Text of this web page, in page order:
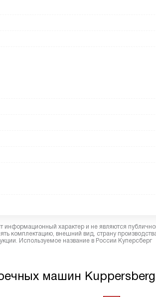
информационный характер и не являются
комплектацию, внешний вид, страну
Используемое название в России Куперсберг
машин Kuppersberg